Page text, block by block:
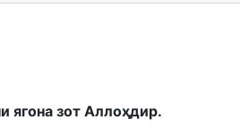
ягона зот Аллоҳдир.